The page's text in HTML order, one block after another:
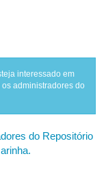
interessado em
administradores do
do Repositório